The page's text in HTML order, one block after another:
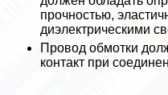
прочностью,
диэлектрическими
Провод обмотки
контакт при